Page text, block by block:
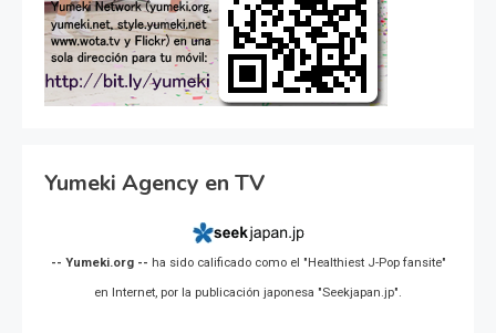
Yumeki Agency en TV
-- Yumeki.org -- ha sido calificado como el "Healthiest J-Pop fansite"
en Internet, por la publicación japonesa "Seekjapan.jp".